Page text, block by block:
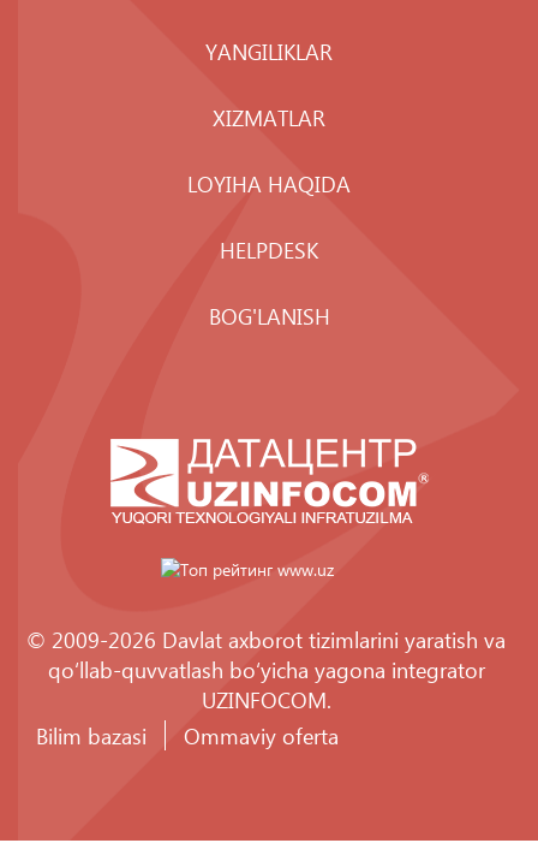
YANGILIKLAR
XIZMATLAR
LOYIHA HAQIDA
HELPDESK
BOG'LANISH
© 2009-2026 Davlat axborot tizimlarini yaratish va
qo‘llab-quvvatlash bo‘yicha yagona integrator
UZINFOCOM.
Bilim bazasi
Ommaviy oferta